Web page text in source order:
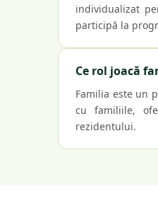
individualizat
participă la
Ce rol joacă
Familia este un
cu familiile,
rezidentului.